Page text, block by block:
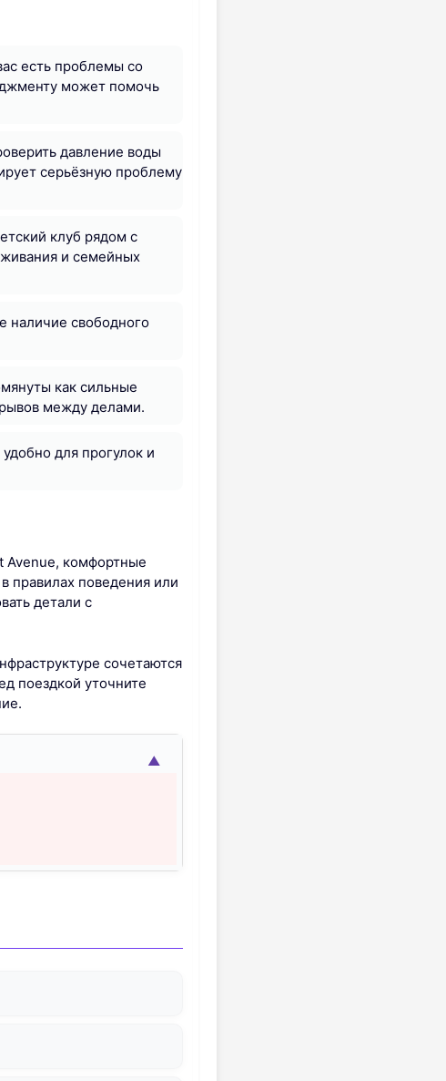
есть проблемы со
может помочь
давление воды
серьёзную проблему
клуб рядом с
и семейных
наличие свободного
как сильные
между делами.
для прогулок и
Avenue, комфортные
правилах поведения или
детали с
сочетаются
поездкой уточните
▲